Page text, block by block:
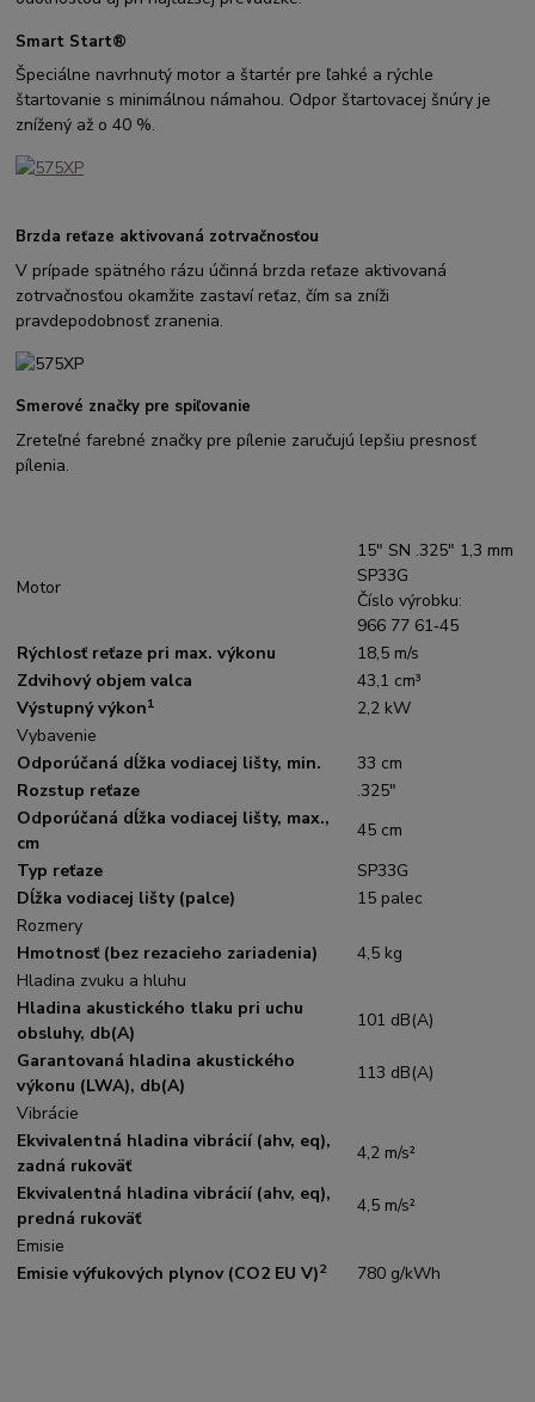
Smart Start®
Špeciálne navrhnutý motor a štartér pre ľahké a rýchle
štartovanie s minimálnou námahou. Odpor štartovacej šnúry je
znížený až o 40 %.
Brzda reťaze aktivovaná zotrvačnosťou
V prípade spätného rázu účinná brzda reťaze aktivovaná
zotrvačnosťou okamžite zastaví reťaz, čím sa zníži
pravdepodobnosť zranenia.
Smerové značky pre spiľovanie
Zreteľné farebné značky pre pílenie zaručujú lepšiu presnosť
pílenia.
Motor
15" SN .325" 1,3 mm
SP33G
Číslo výrobku:
966 77 61‑45
Rýchlosť reťaze pri max. výkonu
18,5 m/s
Zdvihový objem valca
43,1 cm³
Výstupný výkon1
2,2 kW
Vybavenie
Odporúčaná dĺžka vodiacej lišty, min.
33 cm
Rozstup reťaze
.325"
Odporúčaná dĺžka vodiacej lišty, max.,
cm
45 cm
Typ reťaze
SP33G
Dĺžka vodiacej lišty (palce)
15 palec
Rozmery
Hmotnosť (bez rezacieho zariadenia)
4,5 kg
Hladina zvuku a hluhu
Hladina akustického tlaku pri uchu
obsluhy, db(A)
101 dB(A)
Garantovaná hladina akustického
výkonu (LWA), db(A)
113 dB(A)
Vibrácie
Ekvivalentná hladina vibrácií (ahv, eq),
zadná rukoväť
4,2 m/s²
Ekvivalentná hladina vibrácií (ahv, eq),
predná rukoväť
4,5 m/s²
Emisie
Emisie výfukových plynov (CO2 EU V)2 780 g/kWh